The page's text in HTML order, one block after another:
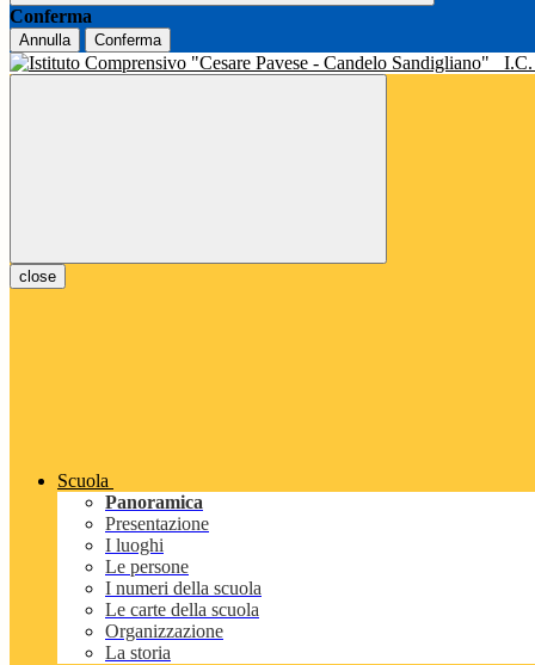
Conferma
Annulla Conferma
I.C.
close
Scuola
Panoramica
Presentazione
I luoghi
Le persone
I numeri della scuola
Le carte della scuola
Organizzazione
La storia